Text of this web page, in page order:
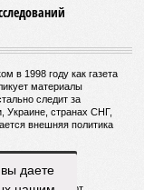
в 1998 году как газета
материалы
следит за
Украине, странах СНГ,
внешняя политика
Горевой Р. Г.
даете